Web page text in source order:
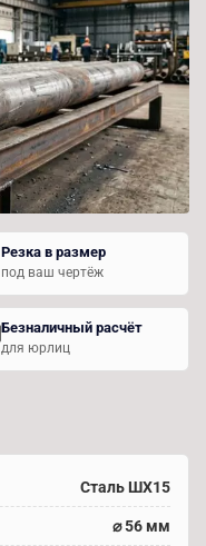
Резка в размер
под ваш чертёж
Безналичный расчёт
для юрлиц
Сталь ШХ15
⌀ 56 мм